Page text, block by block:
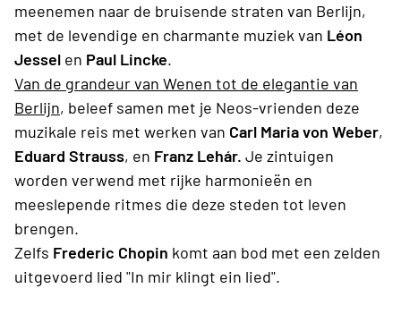
meenemen naar de bruisende straten van Berlijn,
met de levendige en charmante muziek van Léon
Jessel en Paul Lincke.
Van de grandeur van Wenen tot de elegantie van
Berlijn, beleef samen met je Neos-vrienden deze
muzikale reis met werken van Carl Maria von Weber,
Eduard Strauss, en Franz Lehár. Je zintuigen
worden verwend met rijke harmonieën en
meeslepende ritmes die deze steden tot leven
brengen.
Zelfs Frederic Chopin komt aan bod met een zelden
uitgevoerd lied "In mir klingt ein lied".